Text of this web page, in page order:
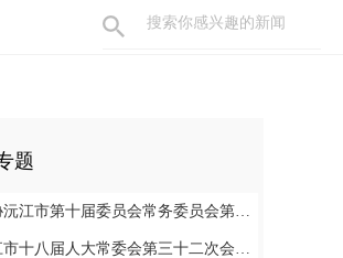
题
江市第十届委员会常务委员会第二十二次会议召开
十八届人大常委会第三十二次会议召开